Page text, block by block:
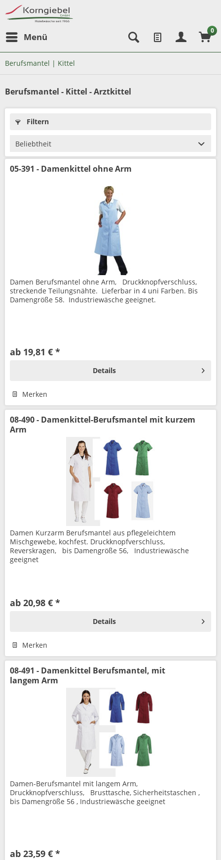
Menü
0
Berufsmantel | Kittel
Berufsmantel - Kittel - Arztkittel
Filtern
05-391 - Damenkittel ohne Arm
Damen Berufsmantel ohne Arm, Druckknopfverschluss,
streckende Teilungsnähte. Lieferbar in 4 uni Farben. Bis
Damengröße 58. Industriewäsche geeignet.
ab 19,81 € *
Details
Merken
08-490 - Damenkittel-Berufsmantel mit kurzem
Arm
Damen Kurzarm Berufsmantel aus pflegeleichtem
Mischgewebe, kochfest. Druckknopfverschluss,
Reverskragen, bis Damengröße 56, Industriewäsche
geeignet
ab 20,98 € *
Details
Merken
08-491 - Damenkittel Berufsmantel, mit
langem Arm
Damen-Berufsmantel mit langem Arm,
Druckknopfverschluss, Brusttasche, Sicherheitstaschen ,
bis Damengröße 56 , Industriewäsche geeignet
ab 23,59 € *